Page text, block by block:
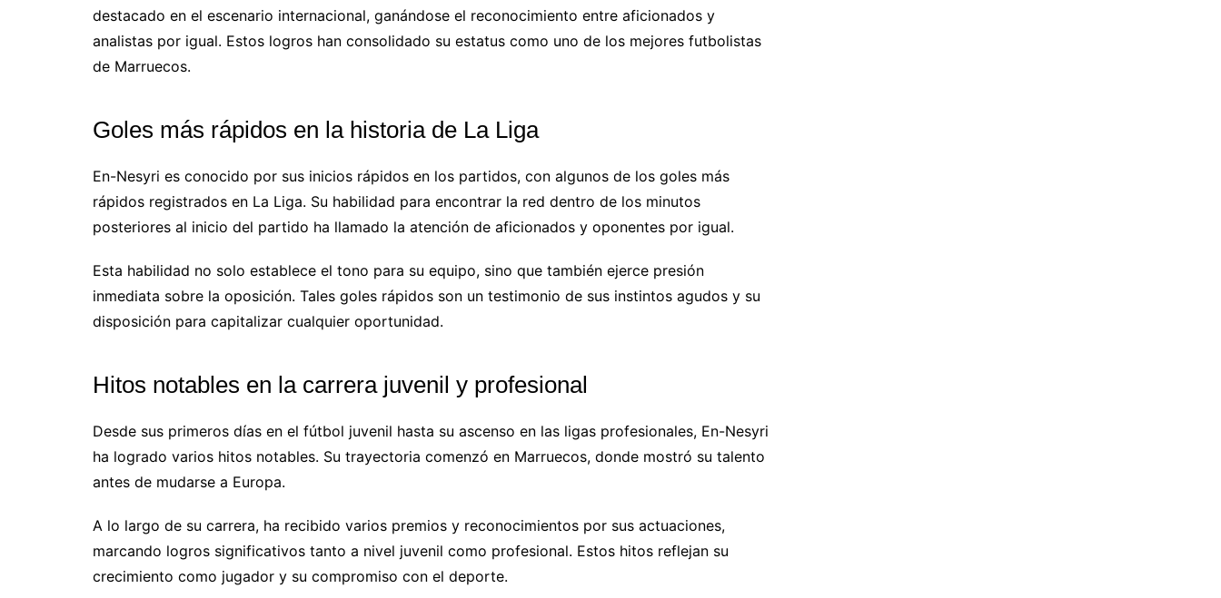
destacado en el escenario internacional, ganándose el reconocimiento entre aficionados y
analistas por igual. Estos logros han consolidado su estatus como uno de los mejores futbolistas
de Marruecos.
Goles más rápidos en la historia de La Liga
En-Nesyri es conocido por sus inicios rápidos en los partidos, con algunos de los goles más
rápidos registrados en La Liga. Su habilidad para encontrar la red dentro de los minutos
posteriores al inicio del partido ha llamado la atención de aficionados y oponentes por igual.
Esta habilidad no solo establece el tono para su equipo, sino que también ejerce presión
inmediata sobre la oposición. Tales goles rápidos son un testimonio de sus instintos agudos y su
disposición para capitalizar cualquier oportunidad.
Hitos notables en la carrera juvenil y profesional
Desde sus primeros días en el fútbol juvenil hasta su ascenso en las ligas profesionales, En-Nesyri
ha logrado varios hitos notables. Su trayectoria comenzó en Marruecos, donde mostró su talento
antes de mudarse a Europa.
A lo largo de su carrera, ha recibido varios premios y reconocimientos por sus actuaciones,
marcando logros significativos tanto a nivel juvenil como profesional. Estos hitos reflejan su
crecimiento como jugador y su compromiso con el deporte.